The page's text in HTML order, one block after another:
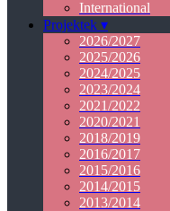
International
Projektek ▾
2026/2027
2025/2026
2024/2025
2023/2024
2021/2022
2020/2021
2018/2019
2016/2017
2015/2016
2014/2015
2013/2014